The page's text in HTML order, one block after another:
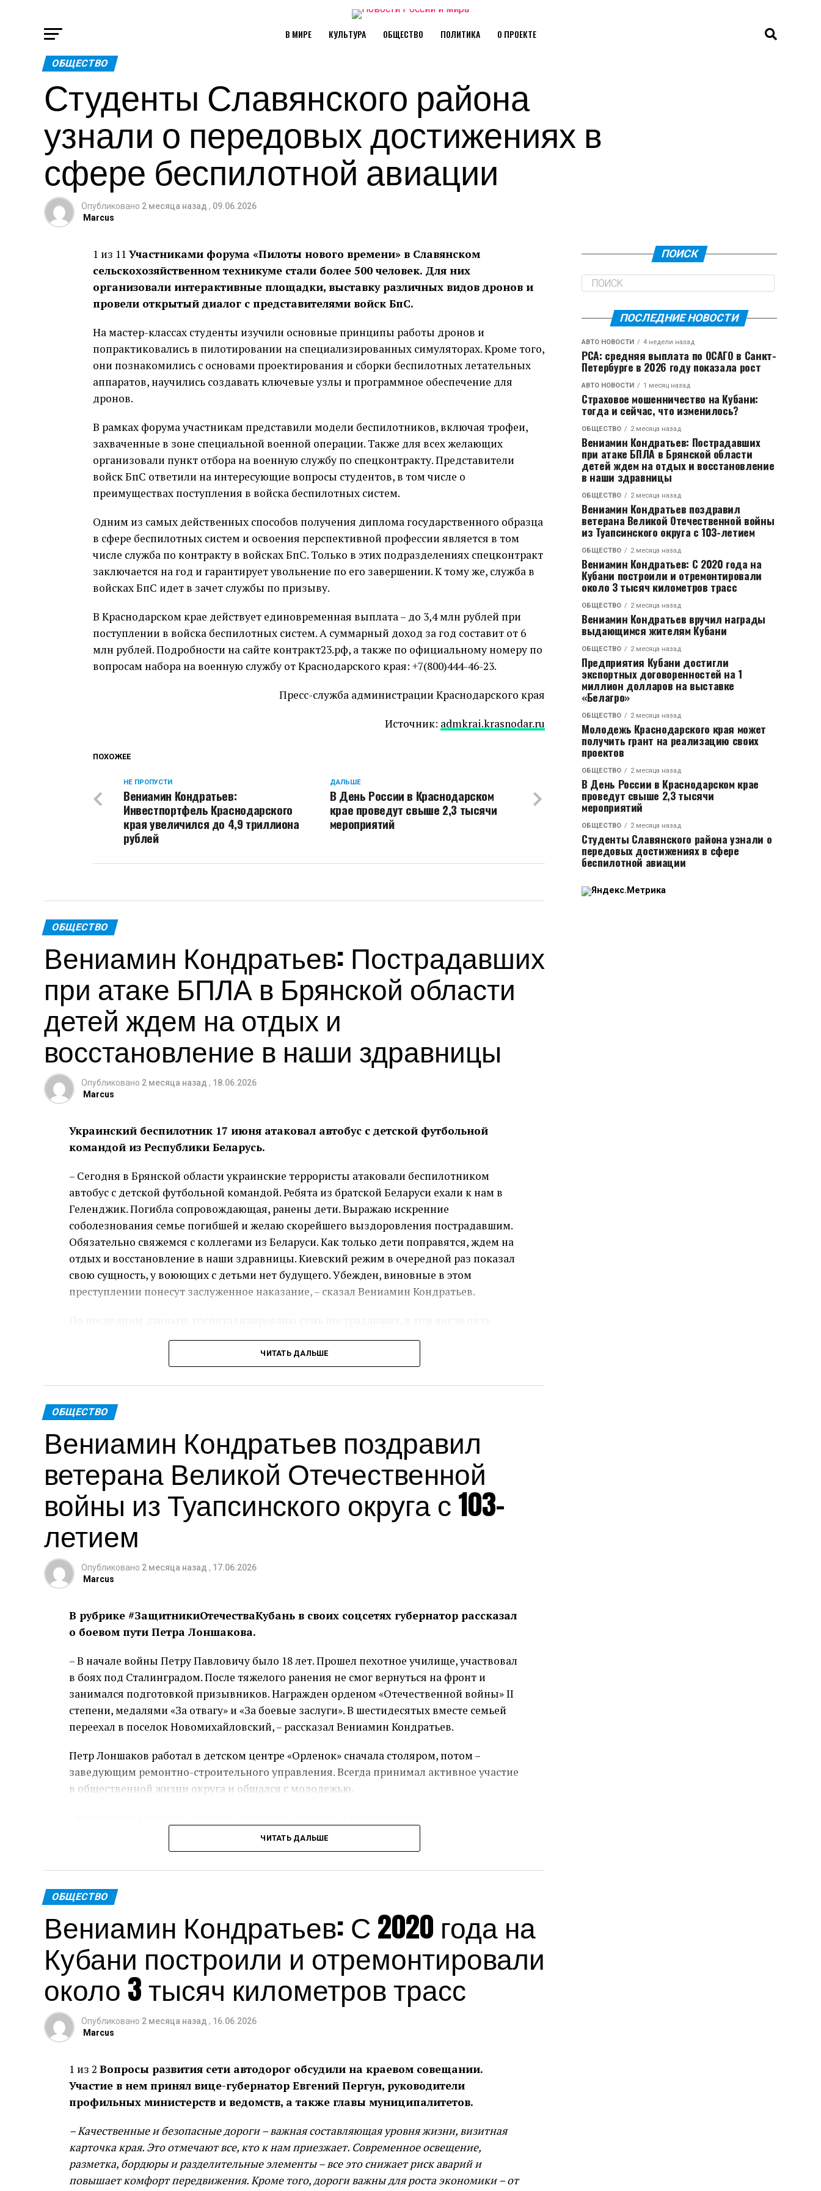
В МИРЕ КУЛЬТУРА ОБЩЕСТВО ПОЛИТИКА О ПРОЕКТЕ
ОБЩЕСТВО
Студенты Славянского района
узнали о передовых достижениях в
сфере беспилотной авиации
Опубликовано 2 месяца назад , 09.06.2026
Marcus
1 из 11 Участниками форума «Пилоты нового времени» в Славянском
сельскохозяйственном техникуме стали более 500 человек. Для них
организовали интерактивные площадки, выставку различных видов дронов и
провели открытый диалог с представителями войск БпС.
На мастер-классах студенты изучили основные принципы работы дронов и
попрактиковались в пилотировании на специализированных симуляторах. Кроме того,
они познакомились с основами проектирования и сборки беспилотных летательных
аппаратов, научились создавать ключевые узлы и программное обеспечение для
дронов.
В рамках форума участникам представили модели беспилотников, включая трофеи,
захваченные в зоне специальной военной операции. Также для всех желающих
организовали пункт отбора на военную службу по спецконтракту. Представители
войск БпС ответили на интересующие вопросы студентов, в том числе о
преимуществах поступления в войска беспилотных систем.
Одним из самых действенных способов получения диплома государственного образца
в сфере беспилотных систем и освоения перспективной профессии является в том
числе служба по контракту в войсках БпС. Только в этих подразделениях спецконтракт
заключается на год и гарантирует увольнение по его завершении. К тому же, служба в
войсках БпС идет в зачет службы по призыву.
В Краснодарском крае действует единовременная выплата – до 3,4 млн рублей при
поступлении в войска беспилотных систем. А суммарный доход за год составит от 6
млн рублей. Подробности на сайте контракт23.рф, а также по официальному номеру по
вопросам набора на военную службу от Краснодарского края: +7(800)444-46-23.
Пресс-служба администрации Краснодарского края
Источник: admkrai.krasnodar.ru
ПОХОЖЕЕ
ДАЛЬШЕ
В День России в Краснодарском
крае проведут свыше 2,3 тысячи
мероприятий
НЕ ПРОПУСТИ
Вениамин Кондратьев:
Инвестпортфель Краснодарского
края увеличился до 4,9 триллиона
рублей
ОБЩЕСТВО
Вениамин Кондратьев: Пострадавших
при атаке БПЛА в Брянской области
детей ждем на отдых и
восстановление в наши здравницы
Опубликовано 2 месяца назад , 18.06.2026
Marcus
Украинский беспилотник 17 июня атаковал автобус с детской футбольной
командой из Республики Беларусь.
– Сегодня в Брянской области украинские террористы атаковали беспилотником
автобус с детской футбольной командой. Ребята из братской Беларуси ехали к нам в
Геленджик. Погибла сопровождающая, ранены дети. Выражаю искренние
соболезнования семье погибшей и желаю скорейшего выздоровления пострадавшим.
Обязательно свяжемся с коллегами из Беларуси. Как только дети поправятся, ждем на
отдых и восстановление в наши здравницы. Киевский режим в очередной раз показал
свою сущность, у воюющих с детьми нет будущего. Убежден, виновные в этом
преступлении понесут заслуженное наказание, – сказал Вениамин Кондратьев.
детей. Им оказывают медицинскую помощь.
Пресс-служба администрации Краснодарского края
ЧИТАТЬ ДАЛЬШЕ
ОБЩЕСТВО
Вениамин Кондратьев поздравил
ветерана Великой Отечественной
войны из Туапсинского округа с 103-
летием
Опубликовано 2 месяца назад , 17.06.2026
Marcus
В рубрике #ЗащитникиОтечестваКубань в своих соцсетях губернатор рассказал
о боевом пути Петра Лоншакова.
– В начале войны Петру Павловичу было 18 лет. Прошел пехотное училище, участвовал
в боях под Сталинградом. После тяжелого ранения не смог вернуться на фронт и
занимался подготовкой призывников. Награжден орденом «Отечественной войны» II
степени, медалями «За отвагу» и «За боевые заслуги». В шестидесятых вместе семьей
переехал в поселок Новомихайловский, – рассказал Вениамин Кондратьев.
Петр Лоншаков работал в детском центре «Орленок» сначала столяром, потом –
заведующим ремонтно-строительного управления. Всегда принимал активное участие
в общественной жизни округа и общался с молодежью.
Пресс-служба администрации Краснодарского края
Теги: Губернатор
ЧИТАТЬ ДАЛЬШЕ
ОБЩЕСТВО
Вениамин Кондратьев: С 2020 года на
Кубани построили и отремонтировали
около 3 тысяч километров трасс
Опубликовано 2 месяца назад , 16.06.2026
Marcus
1 из 2 Вопросы развития сети автодорог обсудили на краевом совещании.
Участие в нем принял вице-губернатор Евгений Пергун, руководители
профильных министерств и ведомств, а также главы муниципалитетов.
– Качественные и безопасные дороги – важная составляющая уровня жизни, визитная
карточка края. Это отмечают все, кто к нам приезжает. Современное освещение,
разметка, бордюры и разделительные элементы – все это снижает риск аварий и
повышает комфорт передвижения. Кроме того, дороги важны для роста экономики – от
ПОИСК
ПОСЛЕДНИЕ НОВОСТИ
АВТО НОВОСТИ 4 недели назад
РСА: средняя выплата по ОСАГО в Санкт-
Петербурге в 2026 году показала рост
АВТО НОВОСТИ 1 месяц назад
Страховое мошенничество на Кубани:
тогда и сейчас, что изменилось?
ОБЩЕСТВО 2 месяца назад
Вениамин Кондратьев: Пострадавших
при атаке БПЛА в Брянской области
детей ждем на отдых и восстановление
в наши здравницы
ОБЩЕСТВО 2 месяца назад
Вениамин Кондратьев поздравил
ветерана Великой Отечественной войны
из Туапсинского округа с 103-летием
ОБЩЕСТВО 2 месяца назад
Вениамин Кондратьев: С 2020 года на
Кубани построили и отремонтировали
около 3 тысяч километров трасс
ОБЩЕСТВО 2 месяца назад
Вениамин Кондратьев вручил награды
выдающимся жителям Кубани
ОБЩЕСТВО 2 месяца назад
Предприятия Кубани достигли
экспортных договоренностей на 1
миллион долларов на выставке
«Белагро»
ОБЩЕСТВО 2 месяца назад
Молодежь Краснодарского края может
получить грант на реализацию своих
проектов
ОБЩЕСТВО 2 месяца назад
В День России в Краснодарском крае
проведут свыше 2,3 тысячи
мероприятий
ОБЩЕСТВО 2 месяца назад
Студенты Славянского района узнали о
передовых достижениях в сфере
беспилотной авиации